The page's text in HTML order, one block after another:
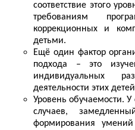
соответствие этого
требованиям
коррекционных и
детьми.
Ещё один фактор
подхода – это
индивидуальных
деятельности этих
Уровень обучаемости.
случаев,
формирования